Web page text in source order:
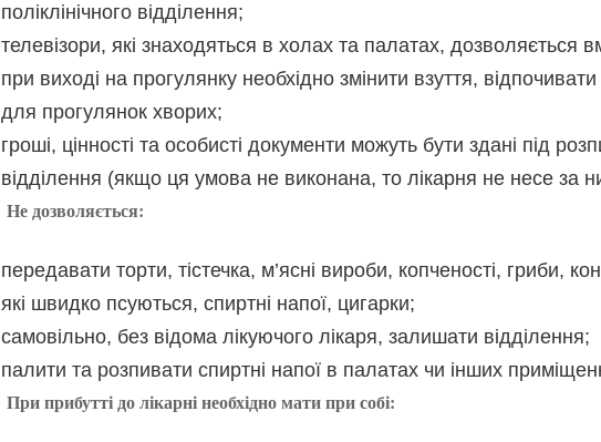
поліклінічного відділення;
телевізори, які знаходяться в холах та палатах, дозволяється
при виході на прогулянку необхідно змінити взуття,
для прогулянок хворих;
гроші, цінності та особисті документи можуть бути здані під
відділення (якщо ця умова не виконана, то лікарня не несе за
Не дозволяється:
передавати торти, тістечка, м’ясні вироби, копченості, гриби,
які швидко псуються, спиртні напої, цигарки;
самовільно, без відома лікуючого лікаря, залишати відділення;
палити та розпивати спиртні напої в палатах чи інших
При прибутті до лікарні необхідно мати при собі: